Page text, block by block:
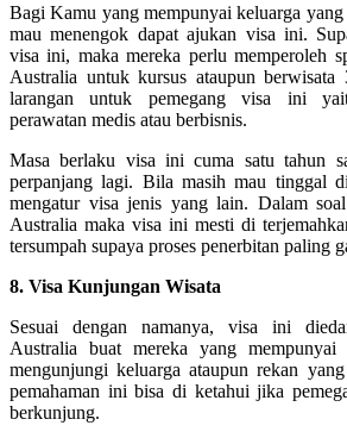
Bagi Kamu yang mempunyai keluarga
mau menengok dapat ajukan visa ini.
visa ini, maka mereka perlu memperoleh
Australia untuk kursus ataupun berwisata
larangan untuk pemegang visa ini
perawatan medis atau berbisnis.
Masa berlaku visa ini cuma satu tahun
perpanjang lagi. Bila masih mau tinggal
mengatur visa jenis yang lain. Dalam
Australia maka visa ini mesti di
tersumpah supaya proses penerbitan paling
8. Visa Kunjungan Wisata
Sesuai dengan namanya, visa ini
Australia buat mereka yang mempunyai
mengunjungi keluarga ataupun rekan
pemahaman ini bisa di ketahui jika
berkunjung.